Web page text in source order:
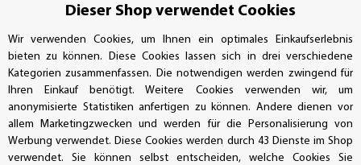
AUFKLEBERDEALER STORE
Handwerkerring 1, D-39326 Wolmirstedt
Bestellungen/Support: +49 (0)39-201-28-98-10
Dieser Shop verwendet Cookies
Wir verwenden Cookies, um Ihnen ein optimales Einkaufserlebnis
bieten zu können. Diese Cookies lassen sich in drei verschiedene
Kategorien zusammenfassen. Die notwendigen werden zwingend für
Ihren Einkauf benötigt. Weitere Cookies verwenden wir, um
anonymisierte Statistiken anfertigen zu können. Andere dienen vor
allem Marketingzwecken und werden für die Personalisierung von
Werbung verwendet. Diese Cookies werden durch 43 Dienste im Shop
verwendet. Sie können selbst entscheiden, welche Cookies Sie